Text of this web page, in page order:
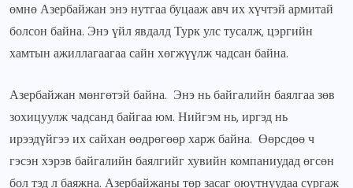
өмнө Азербайжан энэ нутгаа буцааж авч их хүчтэй армитай
болсон байна. Энэ үйл явдалд Турк улс тусалж, цэргийн
хамтын ажиллагаагаа сайн хөгжүүлж чадсан байна.
Азербайжан мөнгөтэй байна. Энэ нь байгалийн баялгаа зөв
зохицуулж чадсанд байгаа юм. Нийгэм нь, иргэд нь
ирээдүйгээ их сайхан өөдрөгөөр харж байна. Өөрсдөө ч
гэсэн хэрэв байгалийн баялгийг хувийн компаниудад өгсөн
бол тэд л баяжна. Азербайжаны төр засаг оюутнуудаа сургаж